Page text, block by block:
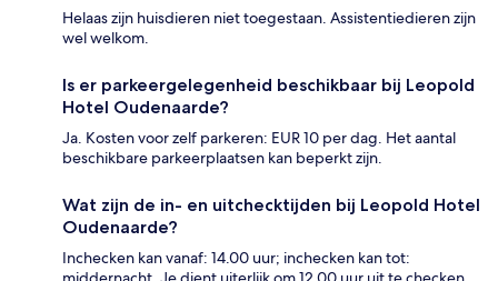
Helaas zijn huisdieren niet toegestaan. Assistentiedieren zijn
wel welkom.
Is er parkeergelegenheid beschikbaar bij Leopold
Hotel Oudenaarde?
Ja. Kosten voor zelf parkeren: EUR 10 per dag. Het aantal
beschikbare parkeerplaatsen kan beperkt zijn.
Wat zijn de in- en uitchecktijden bij Leopold Hotel
Oudenaarde?
Inchecken kan vanaf: 14.00 uur; inchecken kan tot: